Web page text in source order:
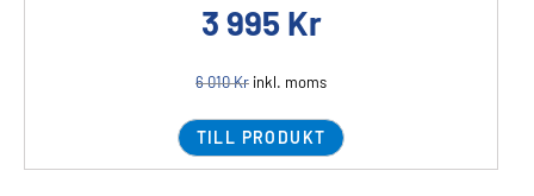
3 995 Kr
6 010Kr inkl. moms
TILL PRODUKT